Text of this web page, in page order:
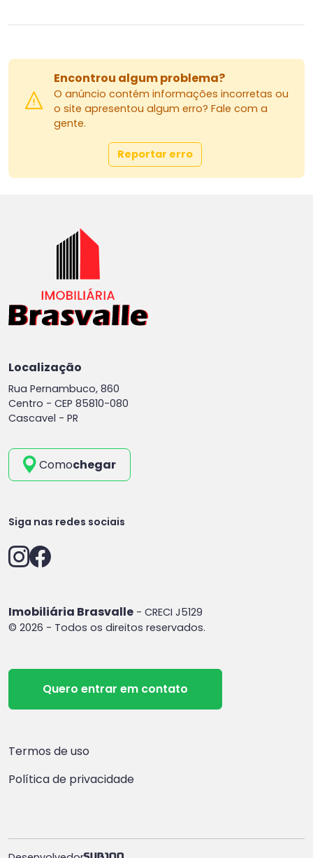
Encontrou algum problema?
O anúncio contém informações incorretas ou
o site apresentou algum erro? Fale com a
gente.
Reportar erro
Localização
Rua Pernambuco, 860
Centro - CEP 85810-080
Cascavel - PR
Comochegar
Siga nas redes sociais
Imobiliária Brasvalle - CRECI J5129
© 2026 - Todos os direitos reservados.
Quero entrar em contato
Termos de uso
Política de privacidade